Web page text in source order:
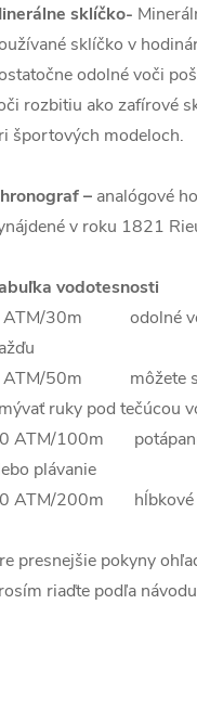
sklíčko-
sklíčko v
odolné voči
rozbitiu ako zafírové
športových modeloch.
– analógové
v roku 1821
vodotesnosti
ATM/30m odolné
ATM/50m môžete sa
ruky pod tečúcou
ATM/100m
plávanie
ATM/200m hĺbkové
presnejšie pokyny
riaďte podľa